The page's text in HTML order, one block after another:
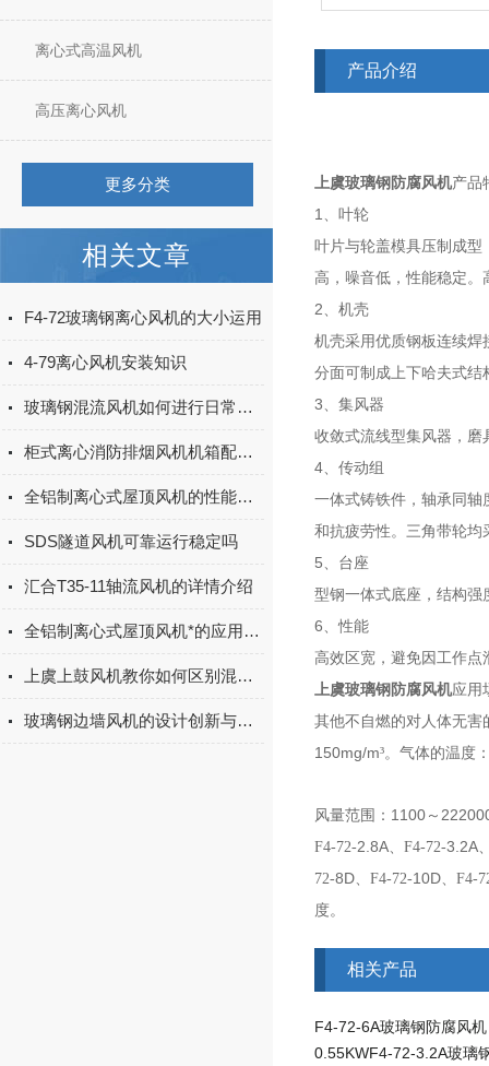
离心式高温风机
高压离心风机
更多分类
相关文章
F4-72玻璃钢离心风机的大小运用
4-79离心风机安装知识
玻璃钢混流风机如何进行日常检查维护？
柜式离心消防排烟风机机箱配电有哪些要求
全铝制离心式屋顶风机的性能特点
SDS隧道风机可靠运行稳定吗
汇合T35-11轴流风机的详情介绍
全铝制离心式屋顶风机*的应用性能
上虞上鼓风机教你如何区别混流风机、轴流风机、离心风机区别？
玻璃钢边墙风机的设计创新与技术发展趋势
产品介绍
上虞玻璃钢防腐风机产品
1 、叶轮
叶片与轮盖模具压制成型
高，噪音低，性能稳定
2、机壳
机壳采用优质钢板连续焊
分面可制成上下哈夫式结
3、集风器
收敛式流线型集风器，磨
4、传动组
一体式铸铁件，轴承同轴
和抗疲劳性。三角带轮均
5、台座
型钢一体式底座，结构强
6、性能
高效区宽，避免因工作
上虞玻璃钢防腐风机应用
其他不自燃的对人体无害
150mg/m³。 气体的温度
风量范围： 1100 ～
F4-72-2.8A、F4-72-3.2A
72-8D、F4-72-10D、F4-
度。
相关产品
F4-72-6A玻璃钢防腐风机